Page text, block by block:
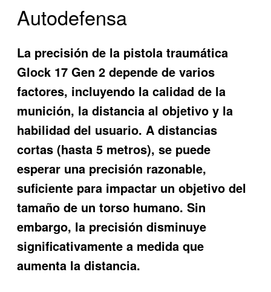
Autodefensa
La precisión de la pistola traumática
Glock 17 Gen 2 depende de varios
factores, incluyendo la calidad de la
munición, la distancia al objetivo y la
habilidad del usuario. A distancias
cortas (hasta 5 metros), se puede
esperar una precisión razonable,
suficiente para impactar un objetivo del
tamaño de un torso humano. Sin
embargo, la precisión disminuye
significativamente a medida que
aumenta la distancia.